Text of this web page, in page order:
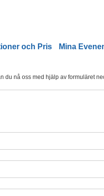
och Pris Mina
du nå oss med hjälp av formuläret